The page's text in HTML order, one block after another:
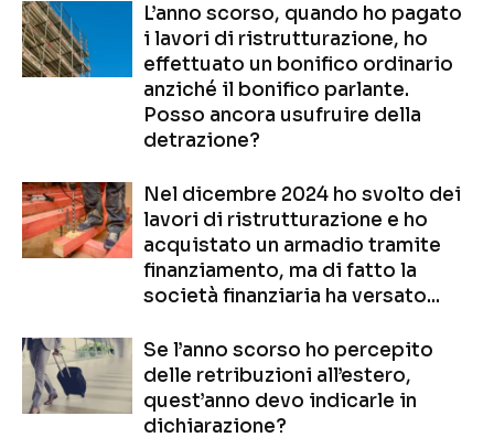
L’anno scorso, quando ho pagato
i lavori di ristrutturazione, ho
effettuato un bonifico ordinario
anziché il bonifico parlante.
Posso ancora usufruire della
detrazione?
Nel dicembre 2024 ho svolto dei
lavori di ristrutturazione e ho
acquistato un armadio tramite
finanziamento, ma di fatto la
società finanziaria ha versato...
Se l’anno scorso ho percepito
delle retribuzioni all’estero,
quest’anno devo indicarle in
dichiarazione?